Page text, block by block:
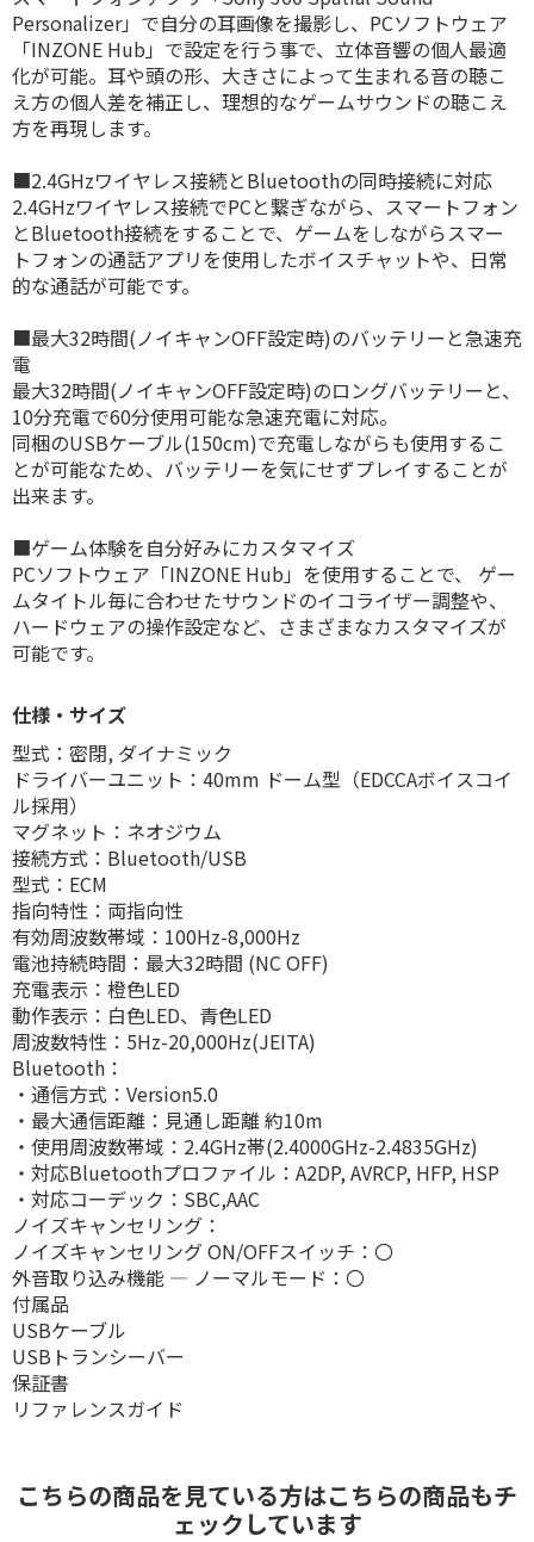
Personalizer」で自分の耳画像を撮影し、PCソフトウェア
「INZONE Hub」で設定を行う事で、立体音響の個人最適
化が可能。耳や頭の形、大きさによって生まれる音の聴こ
え方の個人差を補正し、理想的なゲームサウンドの聴こえ
方を再現します。
■2.4GHzワイヤレス接続とBluetoothの同時接続に対応
2.4GHzワイヤレス接続でPCと繋ぎながら、スマートフォン
とBluetooth接続をすることで、ゲームをしながらスマー
トフォンの通話アプリを使用したボイスチャットや、日常
的な通話が可能です。
■最大32時間(ノイキャンOFF設定時)のバッテリーと急速充
電
最大32時間(ノイキャンOFF設定時)のロングバッテリーと、
10分充電で60分使用可能な急速充電に対応。
同梱のUSBケーブル(150cm)で充電しながらも使用するこ
とが可能なため、バッテリーを気にせずプレイすることが
出来ます。
■ゲーム体験を自分好みにカスタマイズ
PCソフトウェア「INZONE Hub」を使用することで、 ゲー
ムタイトル毎に合わせたサウンドのイコライザー調整や、
ハードウェアの操作設定など、さまざまなカスタマイズが
可能です。
仕様・サイズ
型式：密閉, ダイナミック
ドライバーユニット：40mm ドーム型（EDCCAボイスコイ
ル採用）
マグネット：ネオジウム
接続方式：Bluetooth/USB
型式：ECM
指向特性：両指向性
有効周波数帯域：100Hz-8,000Hz
電池持続時間：最大32時間 (NC OFF)
充電表示：橙色LED
動作表示：白色LED、青色LED
周波数特性：5Hz-20,000Hz(JEITA)
Bluetooth：
・通信方式：Version5.0
・最大通信距離：見通し距離 約10m
・使用周波数帯域：2.4GHz帯(2.4000GHz-2.4835GHz)
・対応Bluetoothプロファイル：A2DP, AVRCP, HFP, HSP
・対応コーデック：SBC,AAC
ノイズキャンセリング：
ノイズキャンセリング ON/OFFスイッチ：〇
外音取り込み機能 ― ノーマルモード：〇
付属品
USBケーブル
USBトランシーバー
保証書
リファレンスガイド
こちらの商品を見ている方はこちらの商品もチ
ェックしています